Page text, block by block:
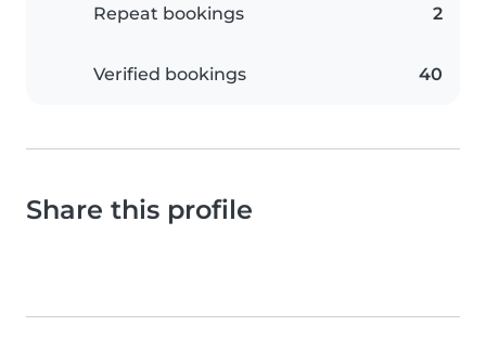
Repeat bookings 2
Verified bookings 40
Share this profile